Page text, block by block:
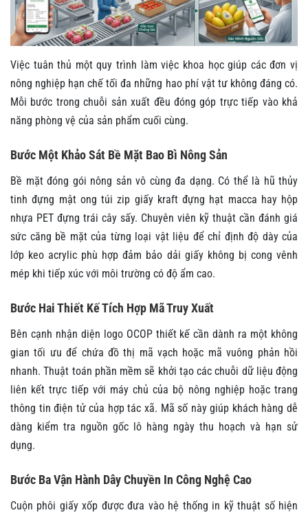
Việc tuân thủ một quy trình làm việc khoa học giúp các đơn vị
nông nghiệp hạn chế tối đa những hao phí vật tư không đáng có.
Mỗi bước trong chuỗi sản xuất đều đóng góp trực tiếp vào khả
năng phòng vệ của sản phẩm cuối cùng.
Bước Một Khảo Sát Bề Mặt Bao Bì Nông Sản
Bề mặt đóng gói nông sản vô cùng đa dạng. Có thể là hũ thủy
tinh đựng mật ong túi zip giấy kraft đựng hạt macca hay hộp
nhựa PET đựng trái cây sấy. Chuyên viên kỹ thuật cần đánh giá
sức căng bề mặt của từng loại vật liệu để chỉ định độ dày của
lớp keo acrylic phù hợp đảm bảo dải giấy không bị cong vênh
mép khi tiếp xúc với môi trường có độ ẩm cao.
Bước Hai Thiết Kế Tích Hợp Mã Truy Xuất
Bên cạnh nhận diện logo OCOP thiết kế cần dành ra một không
gian tối ưu để chứa đồ thị mã vạch hoặc mã vuông phản hồi
nhanh. Thuật toán phần mềm sẽ khởi tạo các chuỗi dữ liệu động
liên kết trực tiếp với máy chủ của bộ nông nghiệp hoặc trang
thông tin điện tử của hợp tác xã. Mã số này giúp khách hàng dễ
dàng kiểm tra nguồn gốc lô hàng ngày thu hoạch và hạn sử
dụng.
Bước Ba Vận Hành Dây Chuyền In Công Nghệ Cao
Cuộn phôi giấy xốp được đưa vào hệ thống in kỹ thuật số hiện